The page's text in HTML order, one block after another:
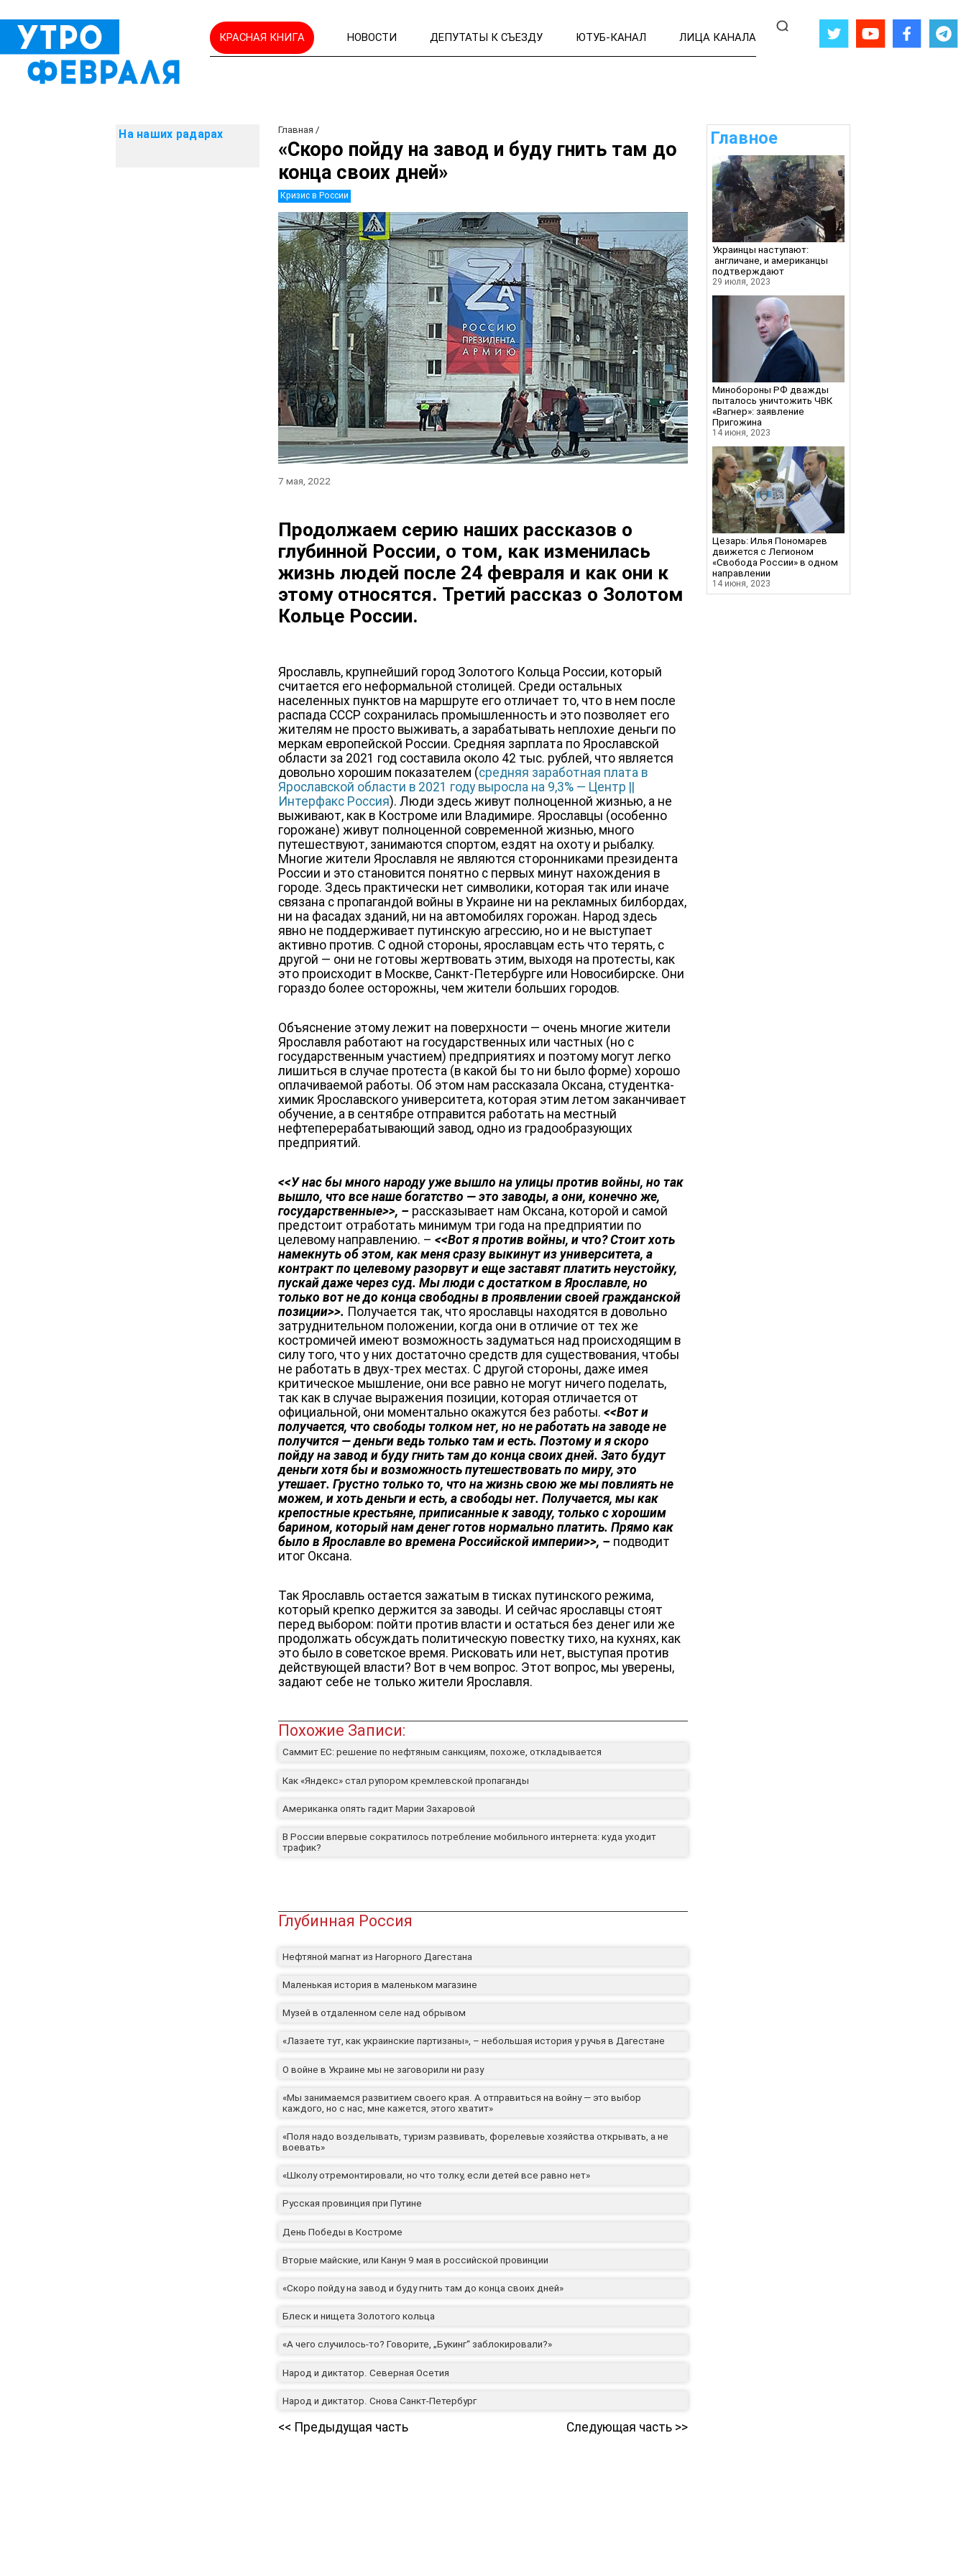
КРАСНАЯ КНИГА НОВОСТИ ДЕПУТАТЫ К СЪЕЗДУ ЮТУБ-КАНАЛ ЛИЦА КАНАЛА
На наших радарах Главная /
«Скоро пойду на завод и буду гнить там до
конца своих дней»
Кризис в России
7 мая, 2022
Продолжаем серию наших рассказов о
глубинной России, о том, как изменилась
жизнь людей после 24 февраля и как они к
этому относятся. Третий рассказ о Золотом
Кольце России.
Ярославль, крупнейший город Золотого Кольца России, который
считается его неформальной столицей. Среди остальных
населенных пунктов на маршруте его отличает то, что в нем после
распада СССР сохранилась промышленность и это позволяет его
жителям не просто выживать, а зарабатывать неплохие деньги по
меркам европейской России. Средняя зарплата по Ярославской
области за 2021 год составила около 42 тыс. рублей, что является
довольно хорошим показателем (средняя заработная плата в
Ярославской области в 2021 году выросла на 9,3% — Центр ||
Интерфакс Россия). Люди здесь живут полноценной жизнью, а не
выживают, как в Костроме или Владимире. Ярославцы (особенно
горожане) живут полноценной современной жизнью, много
путешествуют, занимаются спортом, ездят на охоту и рыбалку.
Многие жители Ярославля не являются сторонниками президента
России и это становится понятно с первых минут нахождения в
городе. Здесь практически нет символики, которая так или иначе
связана с пропагандой войны в Украине ни на рекламных билбордах,
ни на фасадах зданий, ни на автомобилях горожан. Народ здесь
явно не поддерживает путинскую агрессию, но и не выступает
активно против. С одной стороны, ярославцам есть что терять, с
другой — они не готовы жертвовать этим, выходя на протесты, как
это происходит в Москве, Санкт-Петербурге или Новосибирске. Они
гораздо более осторожны, чем жители больших городов.
Объяснение этому лежит на поверхности — очень многие жители
Ярославля работают на государственных или частных (но с
государственным участием) предприятиях и поэтому могут легко
лишиться в случае протеста (в какой бы то ни было форме) хорошо
оплачиваемой работы. Об этом нам рассказала Оксана, студентка-
химик Ярославского университета, которая этим летом заканчивает
обучение, а в сентябре отправится работать на местный
нефтеперерабатывающий завод, одно из градообразующих
предприятий.
<<У нас бы много народу уже вышло на улицы против войны, но так
вышло, что все наше богатство — это заводы, а они, конечно же,
государственные>>, – рассказывает нам Оксана, которой и самой
предстоит отработать минимум три года на предприятии по
целевому направлению. –<<Вот я против войны, и что? Стоит хоть
намекнуть об этом, как меня сразу выкинут из университета, а
контракт по целевому разорвут и еще заставят платить неустойку,
пускай даже через суд. Мы люди с достатком в Ярославле, но
только вот не до конца свободны в проявлении своей гражданской
позиции>>. Получается так, что ярославцы находятся в довольно
затруднительном положении, когда они в отличие от тех же
костромичей имеют возможность задуматься над происходящим в
силу того, что у них достаточно средств для существования, чтобы
не работать в двух-трех местах. С другой стороны, даже имея
критическое мышление, они все равно не могут ничего поделать,
так как в случае выражения позиции, которая отличается от
официальной, они моментально окажутся без работы.<<Вот и
получается, что свободы толком нет, но не работать на заводе не
получится — деньги ведь только там и есть. Поэтому и я скоро
пойду на завод и буду гнить там до конца своих дней. Зато будут
деньги хотя бы и возможность путешествовать по миру, это
утешает. Грустно только то, что на жизнь свою же мы повлиять не
можем, и хоть деньги и есть, а свободы нет. Получается, мы как
крепостные крестьяне, приписанные к заводу, только с хорошим
барином, который нам денег готов нормально платить. Прямо как
было в Ярославле во времена Российской империи>>, – подводит
итог Оксана.
Так Ярославль остается зажатым в тисках путинского режима,
который крепко держится за заводы. И сейчас ярославцы стоят
перед выбором: пойти против власти и остаться без денег или же
продолжать обсуждать политическую повестку тихо, на кухнях, как
это было в советское время. Рисковать или нет, выступая против
действующей власти? Вот в чем вопрос. Этот вопрос, мы уверены,
задают себе не только жители Ярославля.
<< Предыдущая часть Следующая часть >>
Похожие Записи:
Саммит ЕС: решение по нефтяным санкциям, похоже, откладывается
Как «Яндекс» стал рупором кремлевской пропаганды
Американка опять гадит Марии Захаровой
В России впервые сократилось потребление мобильного интернета: куда уходит
трафик?
Глубинная Россия
Нефтяной магнат из Нагорного Дагестана
Маленькая история в маленьком магазине
Музей в отдаленном селе над обрывом
«Лазаете тут, как украинские партизаны», – небольшая история у ручья в Дагестане
О войне в Украине мы не заговорили ни разу
«Мы занимаемся развитием своего края. А отправиться на войну — это выбор
каждого, но с нас, мне кажется, этого хватит»
«Поля надо возделывать, туризм развивать, форелевые хозяйства открывать, а не
воевать»
«Школу отремонтировали, но что толку, если детей все равно нет»
Русская провинция при Путине
День Победы в Костроме
Вторые майские, или Канун 9 мая в российской провинции
«Скоро пойду на завод и буду гнить там до конца своих дней»
Блеск и нищета Золотого кольца
«А чего случилось-то? Говорите, „Букинг“ заблокировали?»
Народ и диктатор. Северная Осетия
Народ и диктатор. Снова Санкт-Петербург
Главное
Украинцы наступают:
англичане, и американцы
подтверждают
29 июля, 2023
Минобороны РФ дважды
пыталось уничтожить ЧВК
«Вагнер»: заявление
Пригожина
14 июня, 2023
Цезарь: Илья Пономарев
движется с Легионом
«Свобода России» в одном
направлении
14 июня, 2023